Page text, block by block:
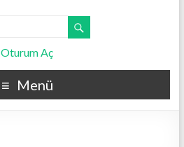
Oturum Aç
Menü